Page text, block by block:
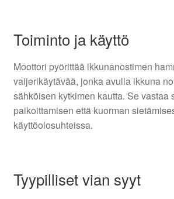
Toiminto ja käyttö
Moottori pyörittää ikkunanostimen
vaijerikäytävää, jonka avulla ikkuna
sähköisen kytkimen kautta. Se vastaa
paikoittamisen että kuorman
käyttöolosuhteissa.
Tyypilliset vian syyt